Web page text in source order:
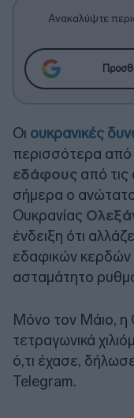
Ανακαλύψτε
Οι ουκρανικές
περισσότερα από
εδάφους από
σήμερα ο
Ουκρανίας
ένδειξη ότι
εδαφικών
ασταμάτητο
Μόνο τον Μάιο, η
τετραγωνικά
ό,τι έχασε,
Telegram.